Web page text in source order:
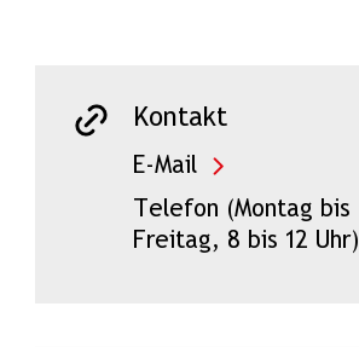
Kontakt
E-Mail
Telefon (Montag bis
Freitag, 8 bis 12 Uhr)